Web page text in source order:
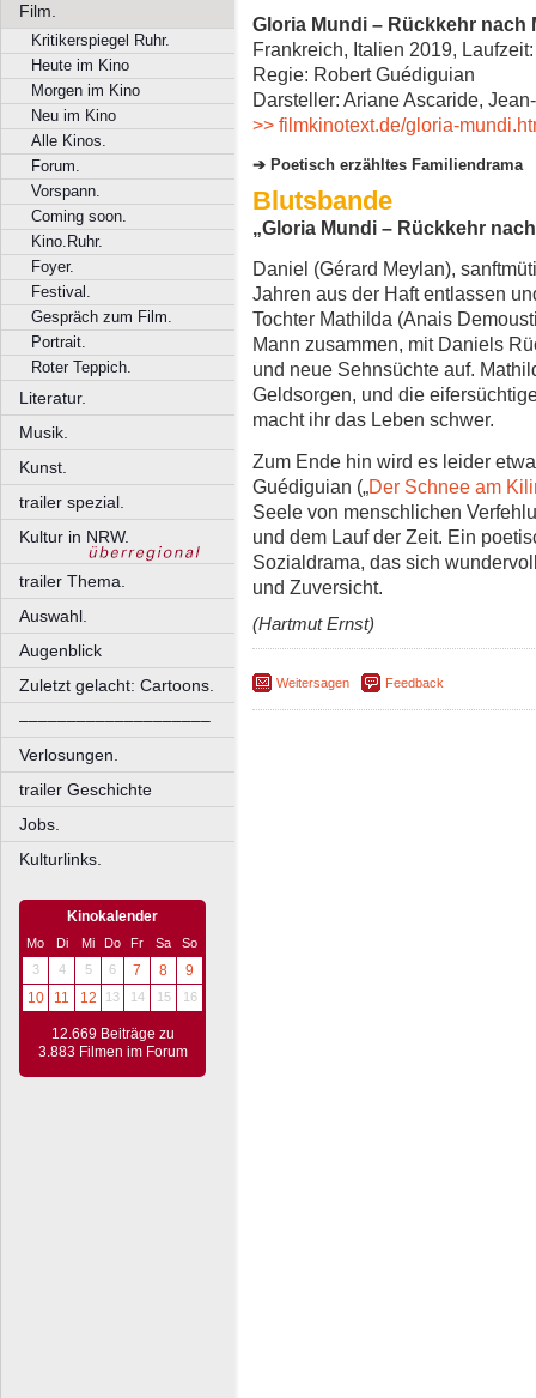
Film.
Kritikerspiegel Ruhr.
Heute im Kino
Morgen im Kino
Neu im Kino
Alle Kinos.
Forum.
Vorspann.
Coming soon.
Kino.Ruhr.
Foyer.
Festival.
Gespräch zum Film.
Portrait.
Roter Teppich.
Literatur.
Musik.
Kunst.
trailer spezial.
Kultur in NRW.
trailer Thema.
Auswahl.
Augenblick
Zuletzt gelacht: Cartoons.
––––––––––––––––––––
Verlosungen.
trailer Geschichte
Jobs.
Kulturlinks.
Kinokalender
Mo Di Mi Do Fr Sa
So
3
4 5 6 7 8
9
10
11 12 13 14 15 16
12.669 Beiträge zu
3.883 Filmen im Forum
Gloria Mundi – Rückkehr nach
Frankreich, Italien 2019,
Regie: Robert Guédiguian
Darsteller: Ariane Ascaride,
>> filmkinotext.de/gloria-
Poetisch erzähltes Familiendrama
Blutsbande
„Gloria Mundi – Rückkehr
Daniel (Gérard Meylan),
Jahren aus der Haft entlassen
Tochter Mathilda (Anais
Mann zusammen, mit Daniels
und neue Sehnsüchte auf.
Geldsorgen, und die
macht ihr das Leben schwer.
Zum Ende hin wird es leider
Guédiguian („Der Schnee am
Seele von menschlichen
und dem Lauf der Zeit. Ein
Sozialdrama, das sich
und Zuversicht.
(Hartmut Ernst)
Weitersagen Feedback